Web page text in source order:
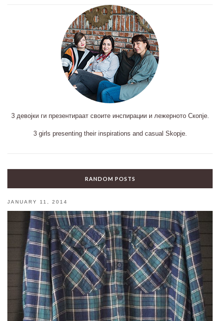
3 девојки ги презентираат своите инспирации и лежерното Скопје.
3 girls presenting their inspirations and casual Skopje.
RANDOM POSTS
JANUARY 11, 2014